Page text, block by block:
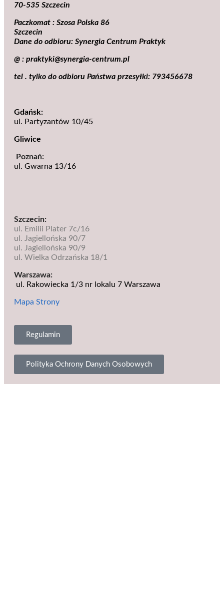
70-535 Szczecin
Paczkomat : Szosa Polska 86
Szczecin
Dane do odbioru: Synergia Centrum Praktyk
@ : praktyki@synergia-centrum.pl
tel . tylko do odbioru Państwa przesyłki: 793456678
Gdańsk:
ul. Partyzantów 10/45
Gliwice
Poznań:
ul. Gwarna 13/16
Szczecin:
ul. Emilii Plater 7c/16
ul. Jagiellońska 90/7
ul. Jagiellońska 90/9
ul. Wielka Odrzańska 18/1
Warszawa:
ul. Rakowiecka 1/3 nr lokalu 7 Warszawa
Mapa Strony
Regulamin
Polityka Ochrony Danych Osobowych